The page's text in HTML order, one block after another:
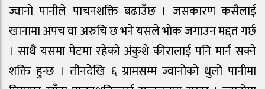
ज्वानो पानीले पाचनशक्ति बढाउँछ । जसकारण कसैलाई
खानामा अपच वा अरुचि छ भने यसले भोक जगाउन मद्दत गर्छ
। साथै यसमा पेटमा रहेको अंकुशे कीरालाई पनि मार्न सक्ने
शक्ति हुन्छ । तीनदेखि ६ ग्रामसम्म ज्वानोको धुलो पानीमा